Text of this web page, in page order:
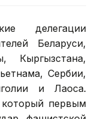
делегации
Беларуси,
Кыргызстана,
Сербии,
и Лаоса.
первым